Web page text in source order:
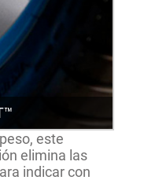
este
elimina las
indicar con